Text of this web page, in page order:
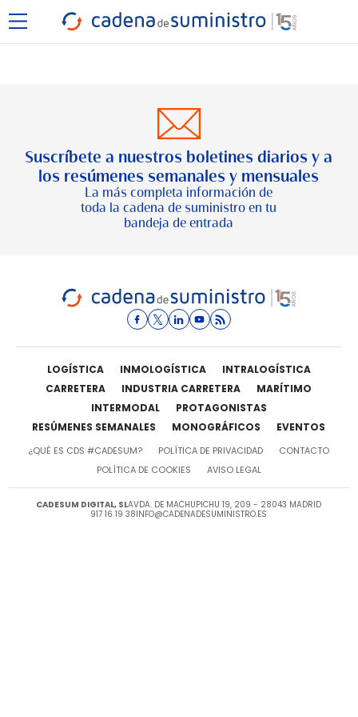
Suscríbete a nuestros boletines diarios y a
los resúmenes semanales y mensuales
La más completa información de
toda la cadena de suministro en tu
bandeja de entrada
LOGÍSTICA INMOLOGÍSTICA
INTRALOGÍSTICA
CARRETERA
INDUSTRIA CARRETERA
MARÍTIMO
INTERMODAL
PROTAGONISTAS
RESÚMENES SEMANALES
MONOGRÁFICOS EVENTOS
¿QUÉ ES CDS #CADESUM? POLÍTICA DE PRIVACIDAD
CONTACTO
POLÍTICA DE COOKIES
AVISO LEGAL
CADESUM DIGITAL, SLAVDA. DE MACHUPICHU 19, 209 - 28043 MADRID
917 16 19 38INFO@CADENADESUMINISTRO.ES